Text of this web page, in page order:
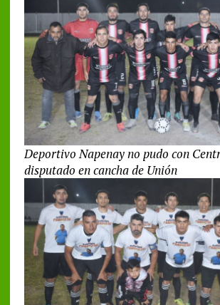
Deportivo Napenay no pudo con
disputado en cancha de Unión